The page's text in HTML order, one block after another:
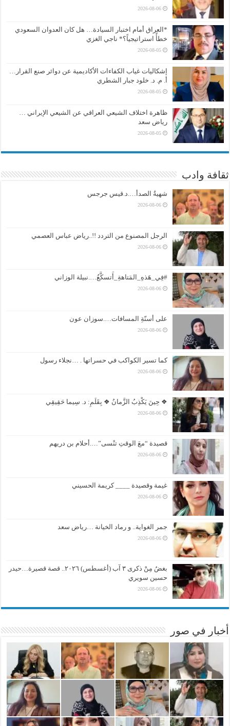
2026-08-06
*العراق أمام اختبار السيادة… هل كان العدوان السعودي
خطأً استراتيجياً؟* ناجي الغزي
2026-08-05
إشكاليات غياب الكفاءات الأكاديمية عن دوائر صنع القرار…
أ. م. د. خلود جبار الشطري
2026-08-05
ظاهرة اختلاف الشيعي العراقي عن الشيعي الإيراني …
رياض سعد
2026-08-05
ثقافة وادب
شهيةُ الصدأ….د.قيس جرجس
2026-08-06
الرجل المصنوع من التردد !!..رياض عباس العصمي
2026-08-06
#فِي_هَذهِ_المَتاهةِ_أَتسكَّعُ….نبيلة الوزاني
2026-08-06
على أسنّةِ المسافات….سوزان عون
2026-08-06
كما تسير الكواكب في حسراتها . …نجلاء رسول
2026-08-06
❖ حِينَ يَكْذِبُ الزَّمانُ ❖ بِقَلَمِ: د. سِيما حَقِيقِي
2026-08-06
قصيدة “معَ الوقتِ تنْسى”….أحلام بن دريهم
2026-08-06
غيمة وقصيدة ____ كريمة الحسيني
2026-08-06
جمر الغواية.. و رماد الخيانة …رياض سعد
2026-08-06
بغضُ مِنْ ذكرى ٣ آب (أغسطس) ٢٠٢٦.. قصة قصيرة…حيدر
حسين سويري
2026-08-06
أخبار في صور